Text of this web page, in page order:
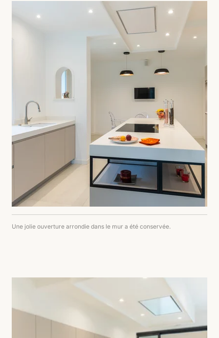
Une jolie ouverture arrondie dans le mur a été conservée.